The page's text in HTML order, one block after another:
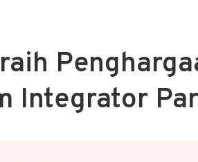
Integrator